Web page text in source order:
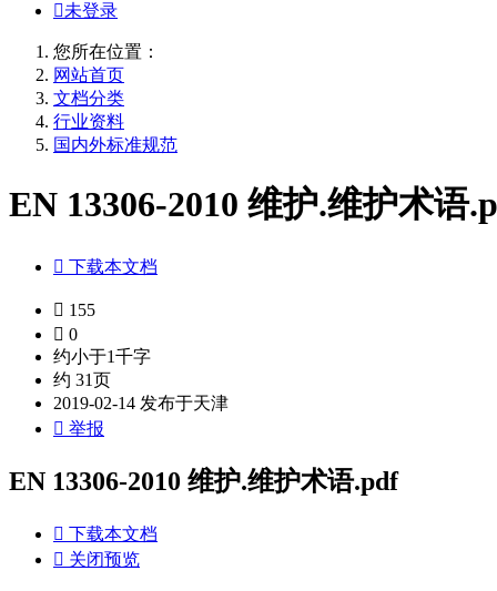
未登录
您所在位置：
网站首页
文档分类
行业资料
国内外标准规范
EN 13306-2010 维护.维护术语
 下载本文档
 155
 0
约小于1千字
约 31页
2019-02-14 发布于天津
 举报
EN 13306-2010 维护.维护术语.pdf
 下载本文档
 关闭预览